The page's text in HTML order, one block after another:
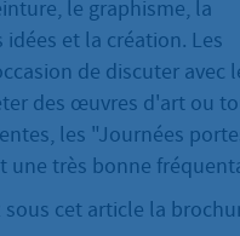
le graphisme, la
et la création. Les
de discuter avec
des œuvres d'art ou
les "Journées
une très bonne
sous cet article la